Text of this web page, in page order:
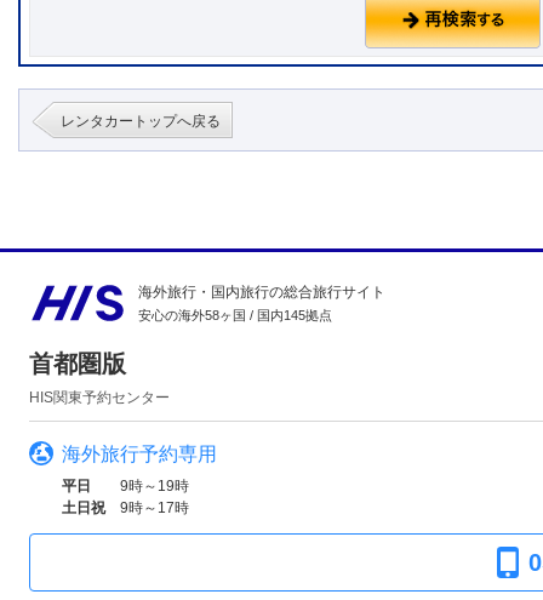
レンタカートップへ戻る
海外旅行・国内旅行の総合旅行サイト
安心の海外58ヶ国 / 国内145拠点
首都圏版
HIS関東予約センター
海外旅行予約専用
平日
9時～19時
土日祝
9時～17時